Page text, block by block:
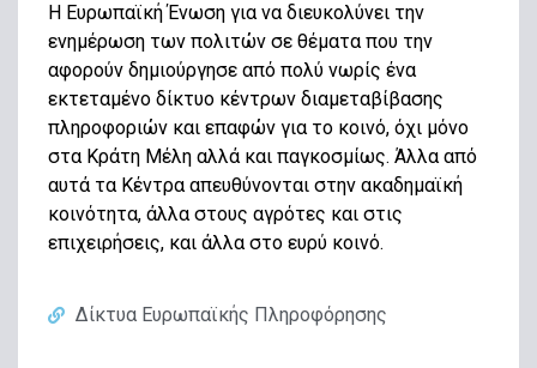
H Ευρωπαϊκή Ένωση για να διευκολύνει την
ενημέρωση των πολιτών σε θέματα που την
αφορούν δημιούργησε από πολύ νωρίς ένα
εκτεταμένο δίκτυο κέντρων διαμεταβίβασης
πληροφοριών και επαφών για το κοινό, όχι μόνο
στα Κράτη Μέλη αλλά και παγκοσμίως. Άλλα από
αυτά τα Κέντρα απευθύνονται στην ακαδημαϊκή
κοινότητα, άλλα στους αγρότες και στις
επιχειρήσεις, και άλλα στο ευρύ κοινό.
Δίκτυα Ευρωπαϊκής Πληροφόρησης